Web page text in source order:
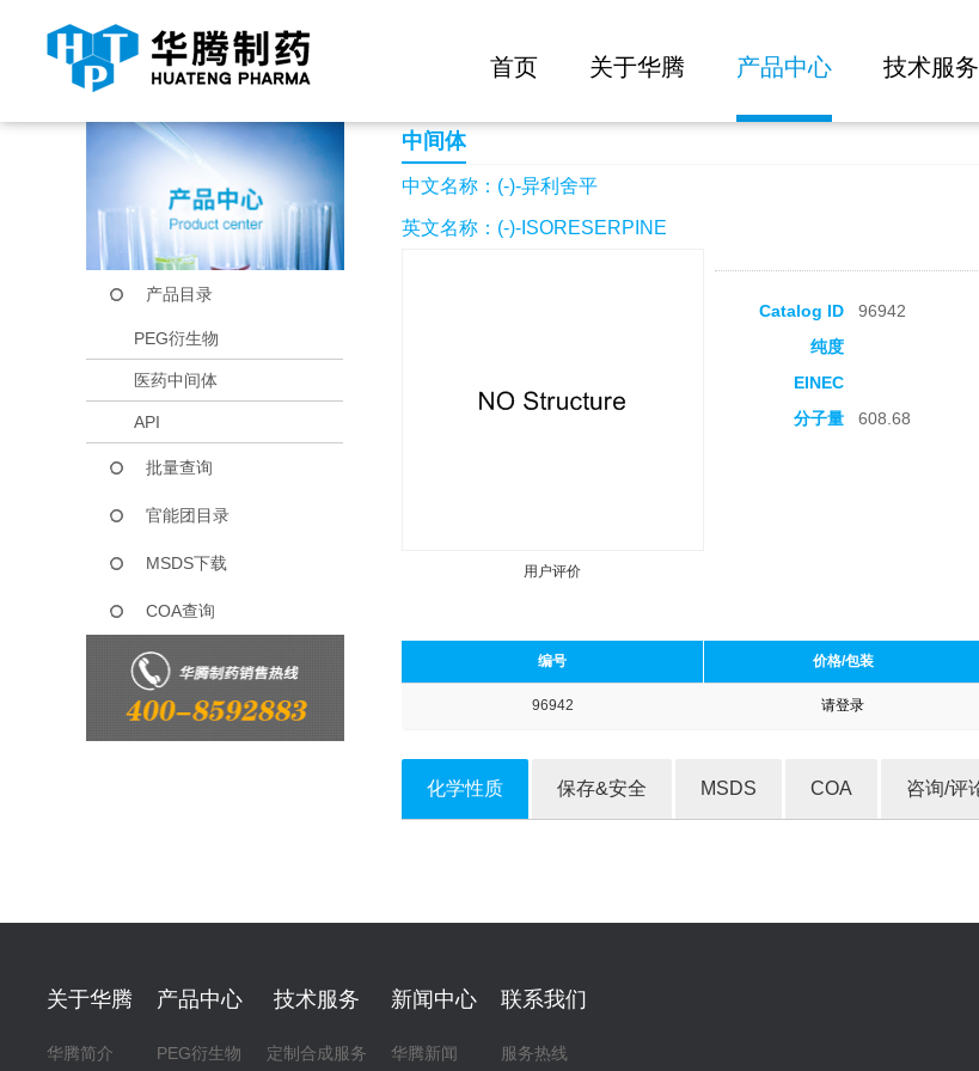
首页 关于华腾 产品中心 技术服务
当前位置： 首页 产品中心
产品目录
PEG衍生物
医药中间体
API
批量查询
官能团目录
MSDS下载
COA查询
中间体
中文名称：(-)-异利舍平
英文名称：(-)-ISORESERPINE
用户评价
Catalog ID 96942
纯度
EINEC
分子量 608.68
编号 价格/包装
96942 请登录
化学性质 保存&安全 MSDS COA 咨询/评
关于华腾
华腾简介
产品中心
PEG衍生物
技术服务
定制合成服务
新闻中心
华腾新闻
联系我们
服务热线